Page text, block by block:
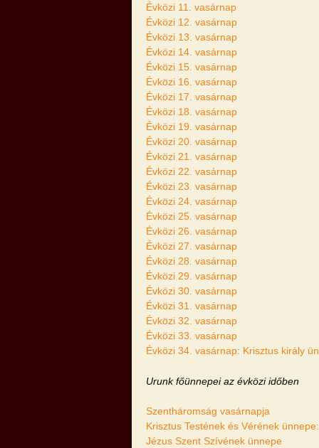
Évközi 11. vasárnap
Évközi 12. vasárnap
Évközi 13. vasárnap
Évközi 14. vasárnap
Évközi 15. vasárnap
Évközi 16. vasárnap
Évközi 17. vasárnap
Évközi 18. vasárnap
Évközi 19. vasárnap
Évközi 20. vasárnap
Évközi 21. vasárnap
Évközi 22. vasárnap
Évközi 23. vasárnap
Évközi 24. vasárnap
Évközi 25. vasárnap
Évközi 26. vasárnap
Évközi 27. vasárnap
Évközi 28. vasárnap
Évközi 29. vasárnap
Évközi 30. vasárnap
Évközi 31. vasárnap
Évközi 32. vasárnap
Évközi 33. vasárnap
Évközi 34. vasárnap: Krisztus király
Urunk főünnepei az évközi időben
Szentháromság vasárnapja
Krisztus Testének és Vérének
Jézus Szent Szívének ünnepe